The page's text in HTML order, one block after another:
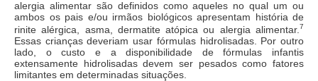
alergia alimentar são definidos como aqueles no qual um ou
ambos os pais e/ou irmãos biológicos apresentam história de
rinite alérgica, asma, dermatite atópica ou alergia alimentar. 7
Essas crianças deveriam usar fórmulas hidrolisadas. Por outro
lado, o custo e a disponibilidade de fórmulas infantis
extensamente hidrolisadas devem ser pesados como fatores
limitantes em determinadas situações.